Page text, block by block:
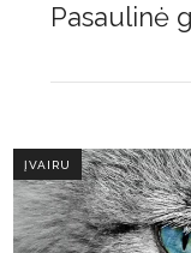
Pasaulinė
ĮVAIRU